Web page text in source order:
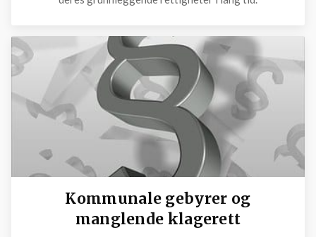
Kommunale gebyrer og
manglende klagerett